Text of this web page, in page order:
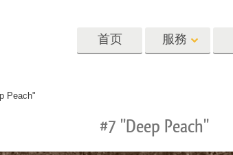
首页 服務
Photoshop 动作
Peach"
#7 "Deep Peach"